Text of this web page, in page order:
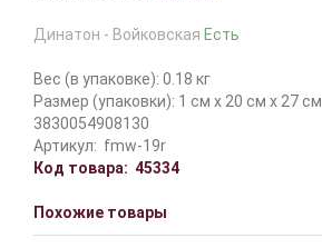
Динатон - Войковская Есть
Вес (в упаковке): 0.18 кг
Размер (упаковки): 1 см x 20 см x 27 см
3830054908130
Артикул: fmw-19r
Код товара: 45334
Похожие товары